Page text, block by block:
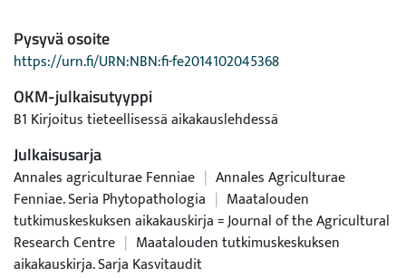
Pysyvä osoite
https://urn.fi/URN:NBN:fi-fe2014102045368
OKM-julkaisutyyppi
B1 Kirjoitus tieteellisessä aikakauslehdessä
Julkaisusarja
Annales agriculturae Fenniae | Annales Agriculturae
Fenniae. Seria Phytopathologia | Maatalouden
tutkimuskeskuksen aikakauskirja = Journal of the Agricultural
Research Centre | Maatalouden tutkimuskeskuksen
aikakauskirja. Sarja Kasvitaudit